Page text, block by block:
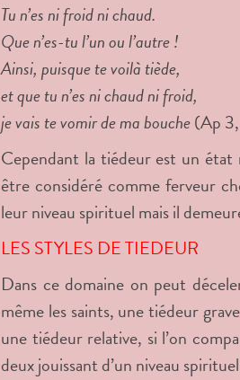
Tu n’es ni froid ni chaud.
Que n’es-tu l’un ou l’autre !
Ainsi, puisque te voilà tiède,
et que tu n’es ni chaud ni froid,
je vais te vomir de ma bouche(Ap
Cependant la tiédeur est un état
être considéré comme ferveur
leur niveau spirituel mais il
LES STYLES DE TIEDEUR
Dans ce domaine on peut
même les saints, une tiédeur
une tiédeur relative, si l’on
deux jouissant d’un niveau